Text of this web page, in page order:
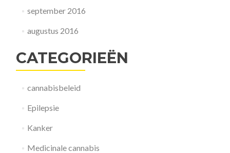
september 2016
augustus 2016
CATEGORIEËN
cannabisbeleid
Epilepsie
Kanker
Medicinale cannabis